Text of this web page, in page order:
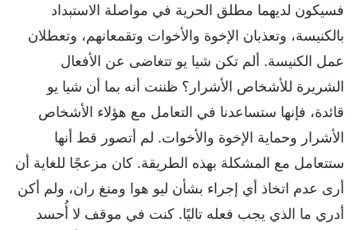
فسيكون لديهما مطلق الحرية في مواصلة الاستبداد
بالكنيسة، وتعذبان الإخوة والأخوات وتقمعانهم، وتعطلان
عمل الكنيسة. ألم تكن شيا يو تتغاضى عن الأفعال
الشريرة للأشخاص الأشرار؟ ظننت أنه بما أن شيا يو
قائدة، فإنها ستساعدنا في التعامل مع هؤلاء الأشخاص
الأشرار وحماية الإخوة والأخوات. لم أتصور قط أنها
ستتعامل مع المشكلة بهذه الطريقة. كان مزعجًا للغاية أن
أرى عدم اتخاذ أي إجراء بشأن ليو هوا ومنغ ران، ولم أكن
أدري ما الذي يجب فعله تاليًا. كنت في موقف لا أُحسد